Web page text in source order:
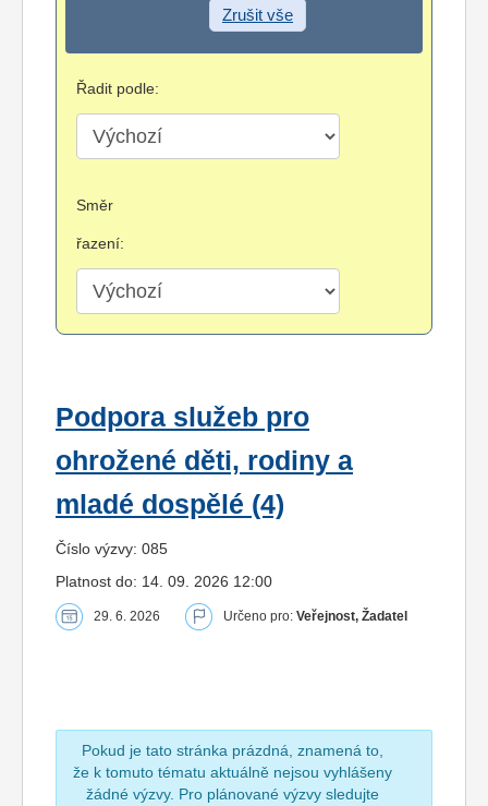
Zrušit vše
Řadit podle:
Směr
řazení:
Podpora služeb pro
ohrožené děti, rodiny a
mladé dospělé (4)
Číslo výzvy: 085
Platnost do: 14. 09. 2026 12:00
29. 6. 2026 Určeno pro: Veřejnost, Žadatel
Pokud je tato stránka prázdná, znamená to,
že k tomuto tématu aktuálně nejsou vyhlášeny
žádné výzvy. Pro plánované výzvy sledujte